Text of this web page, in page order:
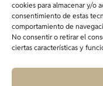
cookies para almacenar y/o
consentimiento de estas
comportamiento de
No consentir o retirar el
ciertas características y
¿Qué buscas?
Sobre el Studio
Metodología
Casos de éxito